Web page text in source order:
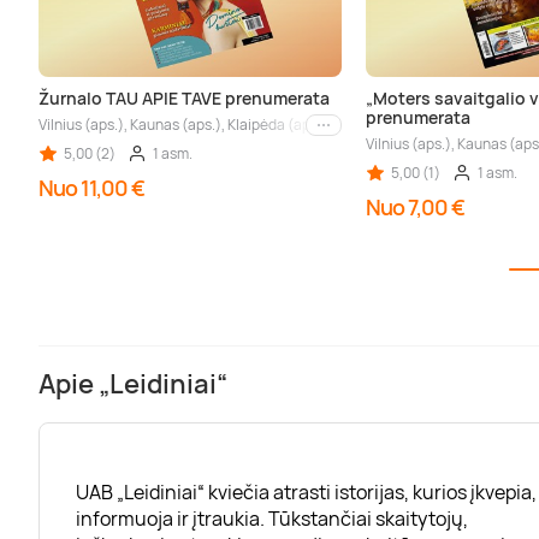
Žurnalo TAU APIE TAVE prenumerata
Vilnius (aps.), Kaunas (aps.), Klaipėda (aps.), Palanga (aps.), Nida (aps.),
Kiti miestai
5,00 (2)
1 asm.
Nuo 11,00 €
„Moters savaitgalio
prenumerata
Vilnius (aps.), Kaunas
5,00 (1)
1 asm.
Nuo 7,00 €
Apie „Leidiniai“
UAB „Leidiniai“ kviečia atrasti istorijas, kurios įkvepia,
informuoja ir įtraukia. Tūkstančiai skaitytojų,